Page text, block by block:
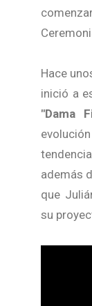
Hace
inició a
"Dama
además
que
su